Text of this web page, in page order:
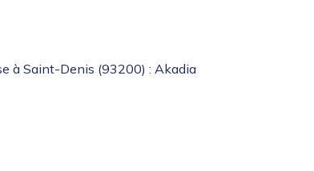
à Saint-Denis (93200) : Akadia